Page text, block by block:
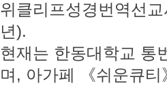
위클리프성경번역선
년).
현재는 한동대학교 통
며, 아가페 《쉬운큐